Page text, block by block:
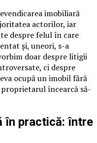
imobiliară
actorilor, iar
despre felul în care
și, uneori, s-a
doar despre litigii
ci despre
ocupă un imobil fără
încearcă să-
în practică: între